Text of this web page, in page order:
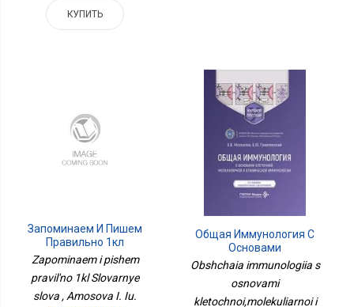
КУПИТЬ
Запоминаем И Пишем
Правильно 1кл
Словарные Слова
Zapominaem i pishem
pravil'no 1kl Slovarnye
slova , Amosova I. Iu.
Общая Иммунология С
Основами
Клеточной,молекулярной
Иммунологии
Obshchaia immunologiia s
osnovami
kletochnoi,molekuliarnoi i